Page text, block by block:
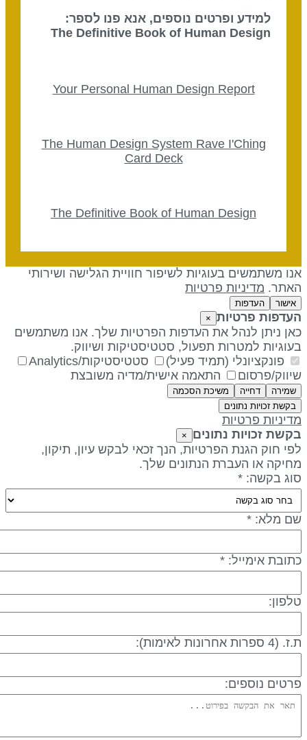
למידע ופרטים נוספים, אנא פנו לספר:
The Definitive Book of Human Design
Your Personal Human Design Report
The Human Design System Rave I'Ching
Card Deck
The Definitive Book of Human Design
משתמשים בעוגיות לשיפור חוויית הגלישה ושירותי
מדיניות פרטיות
אישור העדפות
פרטיות ×
ניתן לנהל את העדפות הפרטיות שלך. אנו משתמשים
למטרות תפעול, סטטיסטיקות ושיווק.
פונקציונלי (תמיד פעיל)
סטטיסטיקות/Analytics
פרסום
התאמה אישית/מדיה משובצת
שמירה דחייה
משיכת הסכמה
בקשת זכויות נתונים
פרטיות
זכויות נתונים
חוק הגנת הפרטיות, הנך זכאי לבקש עיון, תיקון,
או העברת הנתונים שלך.
בקשה: *
מלא: *
אימייל: *
ספרות אחרונות לאימות):
נוספים: